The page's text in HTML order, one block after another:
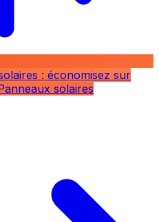
: économisez sur
solaires